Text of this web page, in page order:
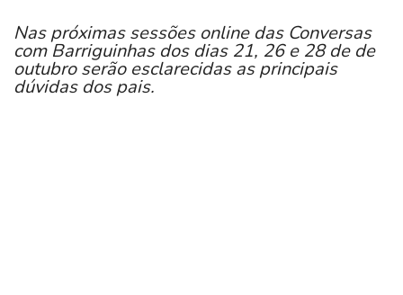
Nas próximas sessões online das Conversas
com Barriguinhas dos dias 21, 26 e 28 de de
outubro serão esclarecidas as principais
dúvidas dos pais.